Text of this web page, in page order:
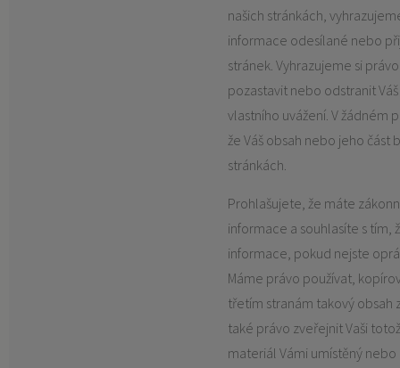
našich stránkách,
informace odesílané nebo
stránek. Vyhrazujeme si
pozastavit nebo odstranit
vlastního uvážení. V žádném
že Váš obsah nebo jeho část
stránkách.
Prohlašujete, že máte
informace a souhlasíte s tím,
informace, pokud nejste
Máme právo používat,
třetím stranám takový obsah
také právo zveřejnit Vaši
materiál Vámi umístěný